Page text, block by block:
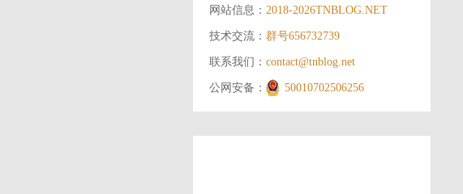
网站信息：2018-2026TNBLOG.NET
技术交流：群号656732739
联系我们：contact@tnblog.net
公网安备： 50010702506256